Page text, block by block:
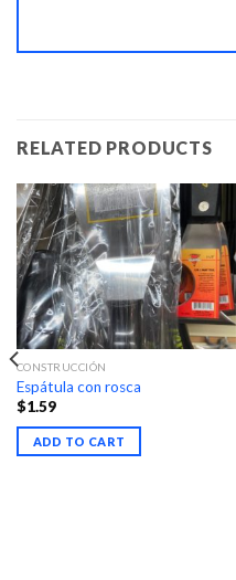
RELATED PRODUCTS
CONSTRUCCIÓN
Espátula con rosca
$1.59
ADD TO CART